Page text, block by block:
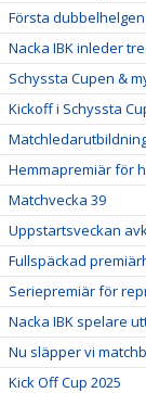
Första
Nacka IBK inleder
Schyssta Cupen &
Kickoff i Schyssta
Hemmapremiär för
Matchvecka 39
Uppstartsveckan
Fullspäckad
Seriepremiär för
Nacka IBK spelare
Nu släpper vi
Kick Off Cup 2025